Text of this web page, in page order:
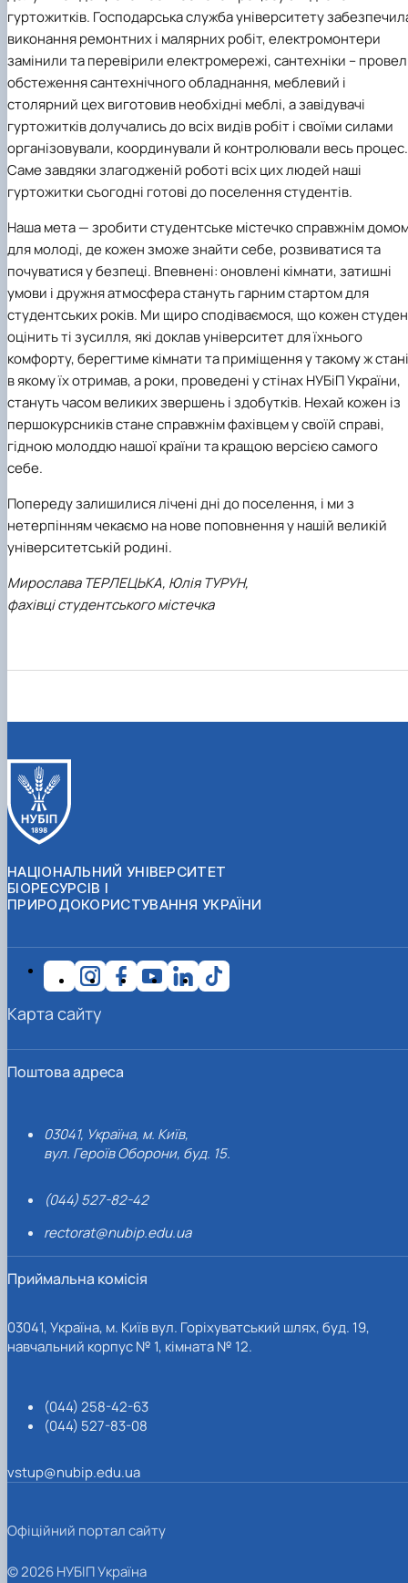
гуртожитків. Господарська служба університету
виконання ремонтних і малярних робіт, електромонтери
замінили та перевірили електромережі, сантехніки –
обстеження сантехнічного обладнання, меблевий і
столярний цех виготовив необхідні меблі, а завідувачі
гуртожитків долучались до всіх видів робіт і своїми силами
організовували, координували й контролювали весь процес.
Саме завдяки злагодженій роботі всіх цих людей наші
гуртожитки сьогодні готові до поселення студентів.
Наша мета — зробити студентське містечко справжнім
для молоді, де кожен зможе знайти себе, розвиватися та
почуватися у безпеці. Впевнені: оновлені кімнати, затишні
умови і дружня атмосфера стануть гарним стартом для
студентських років. Ми щиро сподіваємося, що кожен
оцінить ті зусилля, які доклав університет для їхнього
комфорту, берегтиме кімнати та приміщення у такому ж
в якому їх отримав, а роки, проведені у стінах НУБіП України,
стануть часом великих звершень і здобутків. Нехай кожен із
першокурсників стане справжнім фахівцем у своїй справі,
гідною молоддю нашої країни та кращою версією самого
себе.
Попереду залишилися лічені дні до поселення, і ми з
нетерпінням чекаємо на нове поповнення у нашій великій
університетській родині.
Мирослава ТЕРЛЕЦЬКА, Юлія ТУРУН,
фахівці студентського містечка
НАЦІОНАЛЬНИЙ УНІВЕРСИТЕТ
БІОРЕСУРСІВ І
ПРИРОДОКОРИСТУВАННЯ УКРАЇНИ
Поштова адреса
03041, Україна, м. Київ,
вул. Героїв Оборони, буд. 15.
(044) 527-82-42
rectorat@nubip.edu.ua
Приймальна комісія
03041, Україна, м. Київ вул. Горіхуватський шлях, буд. 19,
навчальний корпус № 1, кімната № 12.
(044) 258-42-63
(044) 527-83-08
vstup@nubip.edu.ua
Карта сайту
Офіційний портал сайту
© 2026 НУБІП Україна